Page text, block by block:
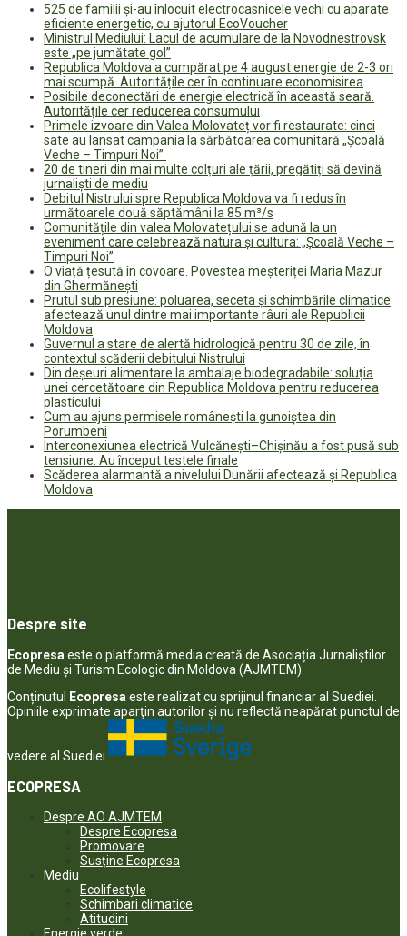
525 de familii și-au înlocuit electrocasnicele vechi cu aparate
eficiente energetic, cu ajutorul EcoVoucher
Ministrul Mediului: Lacul de acumulare de la Novodnestrovsk
este „pe jumătate gol”
Republica Moldova a cumpărat pe 4 august energie de 2-3 ori
mai scumpă. Autoritățile cer în continuare economisirea
Posibile deconectări de energie electrică în această seară.
Autoritățile cer reducerea consumului
Primele izvoare din Valea Molovateț vor fi restaurate: cinci
sate au lansat campania la sărbătoarea comunitară „Școală
Veche – Timpuri Noi”
20 de tineri din mai multe colțuri ale țării, pregătiți să devină
jurnaliști de mediu
Debitul Nistrului spre Republica Moldova va fi redus în
următoarele două săptămâni la 85 m³/s
Comunitățile din valea Molovatețului se adună la un
eveniment care celebrează natura și cultura: „Școală Veche –
Timpuri Noi”
O viață țesută în covoare. Povestea meșteriței Maria Mazur
din Ghermănești
Prutul sub presiune: poluarea, seceta și schimbările climatice
afectează unul dintre mai importante râuri ale Republicii
Moldova
Guvernul a stare de alertă hidrologică pentru 30 de zile, în
contextul scăderii debitului Nistrului
Din deșeuri alimentare la ambalaje biodegradabile: soluția
unei cercetătoare din Republica Moldova pentru reducerea
plasticului
Cum au ajuns permisele românești la gunoiștea din
Porumbeni
Interconexiunea electrică Vulcănești–Chișinău a fost pusă sub
tensiune. Au început testele finale
Scăderea alarmantă a nivelului Dunării afectează și Republica
Moldova
Despre site
Ecopresa este o platformă media creată de Asociația Jurnaliștilor
de Mediu și Turism Ecologic din Moldova (AJMTEM).
Conținutul Ecopresa este realizat cu sprijinul financiar al Suediei.
Opiniile exprimate aparţin autorilor şi nu reflectă neapărat punctul de
vedere al Suediei.
ECOPRESA
Despre AO AJMTEM
Despre Ecopresa
Promovare
Susține Ecopresa
Mediu
Ecolifestyle
Schimbari climatice
Atitudini